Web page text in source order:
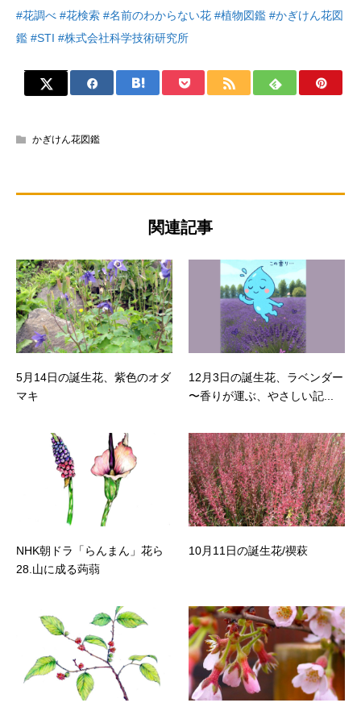
#花調べ #花検索 #名前のわからない花 #植物図鑑 #かぎけん花図
鑑 #STI #株式会社科学技術研究所
かぎけん花図鑑
関連記事
5月14日の誕生花、紫色のオダ
マキ
12月3日の誕生花、ラベンダー
〜香りが運ぶ、やさしい記...
NHK朝ドラ「らんまん」花ら
28.山に成る蒟蒻
10月11日の誕生花/禊萩